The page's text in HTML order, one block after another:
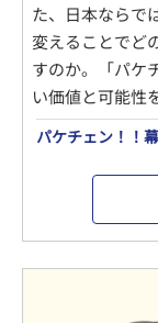
た、日本ならで
変えることでど
すのか。「パケ
い価値と可能性
パケチェン！！